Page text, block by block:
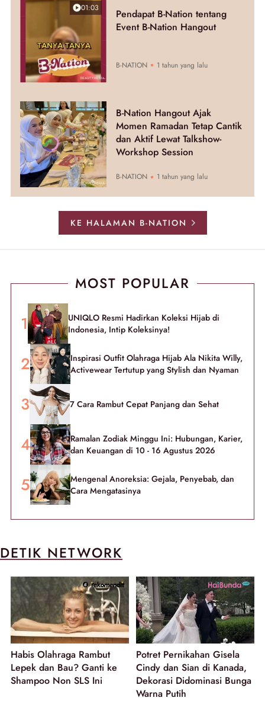
01:03
Pendapat B-Nation tentang
Event B-Nation Hangout
B-NATION 1 tahun yang lalu
B-Nation Hangout Ajak
Momen Ramadan Tetap Cantik
dan Aktif Lewat Talkshow-
Workshop Session
B-NATION 1 tahun yang lalu
KE HALAMAN B-NATION
MOST POPULAR
UNIQLO Resmi Hadirkan Koleksi Hijab di
Indonesia, Intip Koleksinya!
Inspirasi Outfit Olahraga Hijab Ala Nikita Willy,
Activewear Tertutup yang Stylish dan Nyaman
7 Cara Rambut Cepat Panjang dan Sehat
Ramalan Zodiak Minggu Ini: Hubungan, Karier,
dan Keuangan di 10 - 16 Agustus 2026
Mengenal Anoreksia: Gejala, Penyebab, dan
Cara Mengatasinya
DETIK NETWORK
Habis Olahraga Rambut
Lepek dan Bau? Ganti ke
Shampoo Non SLS Ini
Potret Pernikahan Gisela
Cindy dan Sian di Kanada,
Dekorasi Didominasi Bunga
Warna Putih